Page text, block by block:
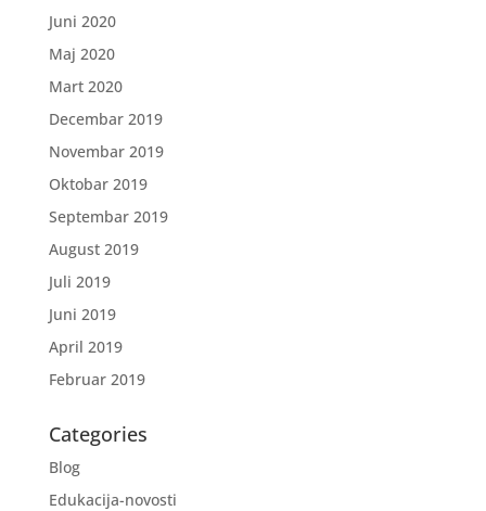
Juni 2020
Maj 2020
Mart 2020
Decembar 2019
Novembar 2019
Oktobar 2019
Septembar 2019
August 2019
Juli 2019
Juni 2019
April 2019
Februar 2019
Categories
Blog
Edukacija-novosti